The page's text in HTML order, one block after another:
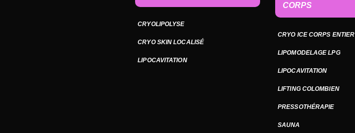
CRYOLIPOLYSE
CRYO SKIN LOCALISÉ
LIPOCAVITATION
CORPS
CRYO ICE CORPS ENTIER
LIPOMODELAGE LPG
LIPOCAVITATION
LIFTING COLOMBIEN
PRESSOTHÉRAPIE
SAUNA